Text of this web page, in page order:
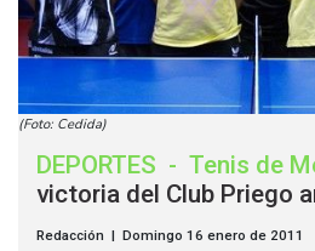
(Foto: Cedida)
DEPORTES - Tenis de
victoria del Club Priego
Redacción | Domingo 16 enero de 2011